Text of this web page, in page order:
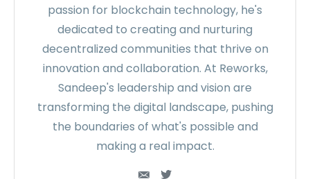
passion for blockchain technology, he's
dedicated to creating and nurturing
decentralized communities that thrive on
innovation and collaboration. At Reworks,
Sandeep's leadership and vision are
transforming the digital landscape, pushing
the boundaries of what's possible and
making a real impact.